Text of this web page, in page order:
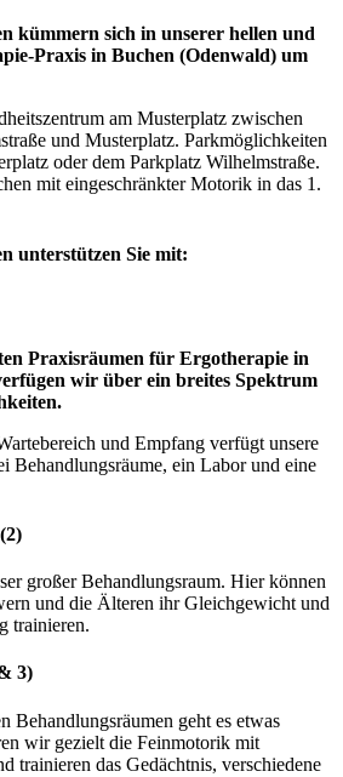
kümmern sich in unserer hellen und
Praxis in Buchen (Odenwald) um
am Musterplatz zwischen
und Musterplatz. Parkmöglichkeiten
oder dem Parkplatz Wilhelmstraße.
mit eingeschränkter Motorik in das 1.
unterstützen Sie mit:
Praxisräumen für Ergotherapie in
wir über ein breites Spektrum
und Empfang verfügt unsere
Behandlungsräume, ein Labor und eine
großer Behandlungsraum. Hier können
und die Älteren ihr Gleichgewicht und
trainieren.
3)
Behandlungsräumen geht es etwas
wir gezielt die Feinmotorik mit
trainieren das Gedächtnis, verschiedene